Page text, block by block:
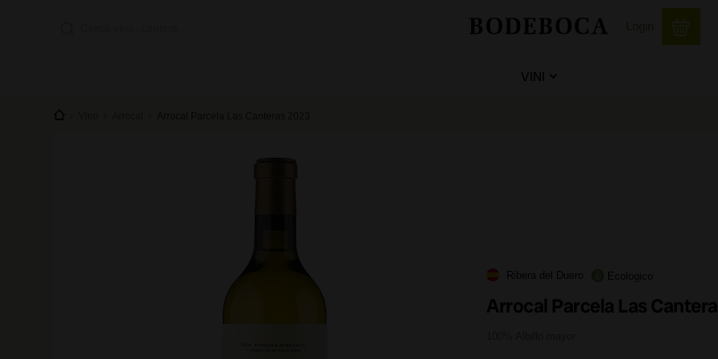
VINI
Ribera del Duero Ecologico
Arrocal Parcela Las